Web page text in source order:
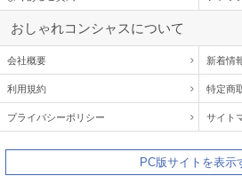
おしゃれコンシャスについて
会社概要 新着情
利用規約 特定商
プライバシーポリシー サイト
PC版サイトを表示